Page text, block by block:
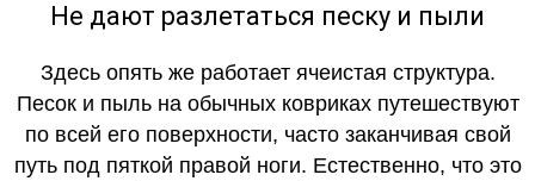
Не дают разлетаться песку и пыли
Здесь опять же работает ячеистая структура.
Песок и пыль на обычных ковриках путешествуют
по всей его поверхности, часто заканчивая свой
путь под пяткой правой ноги. Естественно, что это